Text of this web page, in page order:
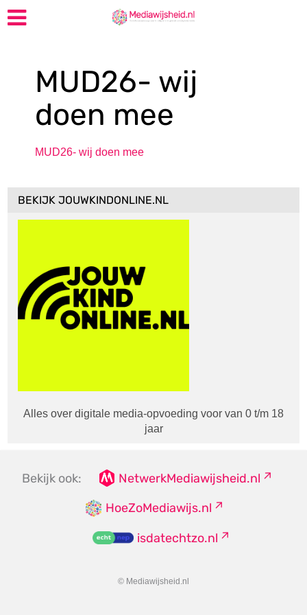
MUD26- wij
doen mee
MUD26- wij doen mee
BEKIJK JOUWKINDONLINE.NL
Alles over digitale media-opvoeding voor van 0 t/m 18
jaar
Bekijk ook:
NetwerkMediawijsheid.nl
HoeZoMediawijs.nl
isdatechtzo.nl
© Mediawijsheid.nl